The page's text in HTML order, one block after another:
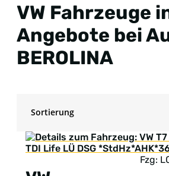
VW Fahrzeuge
Angebote bei
BEROLINA
Fzg: